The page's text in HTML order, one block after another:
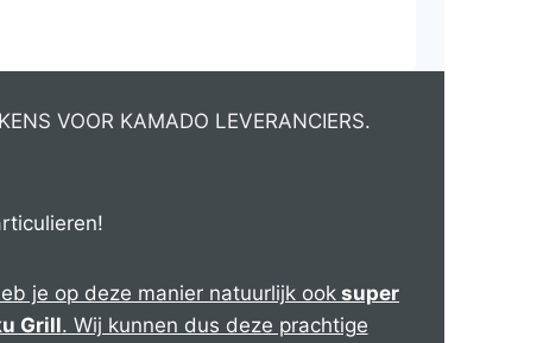
VOOR KAMADO LEVERANCIERS.
je op deze manier natuurlijk ooksuper
Grill. Wij kunnen dus deze prachtige